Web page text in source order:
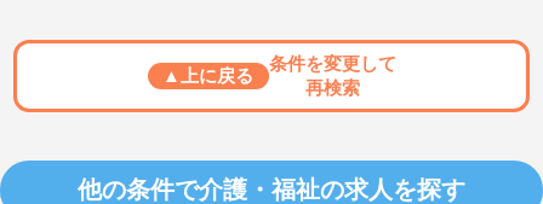
▲上に戻る
条件を変更して
再検索
他の条件で介護・福祉の求人を探す